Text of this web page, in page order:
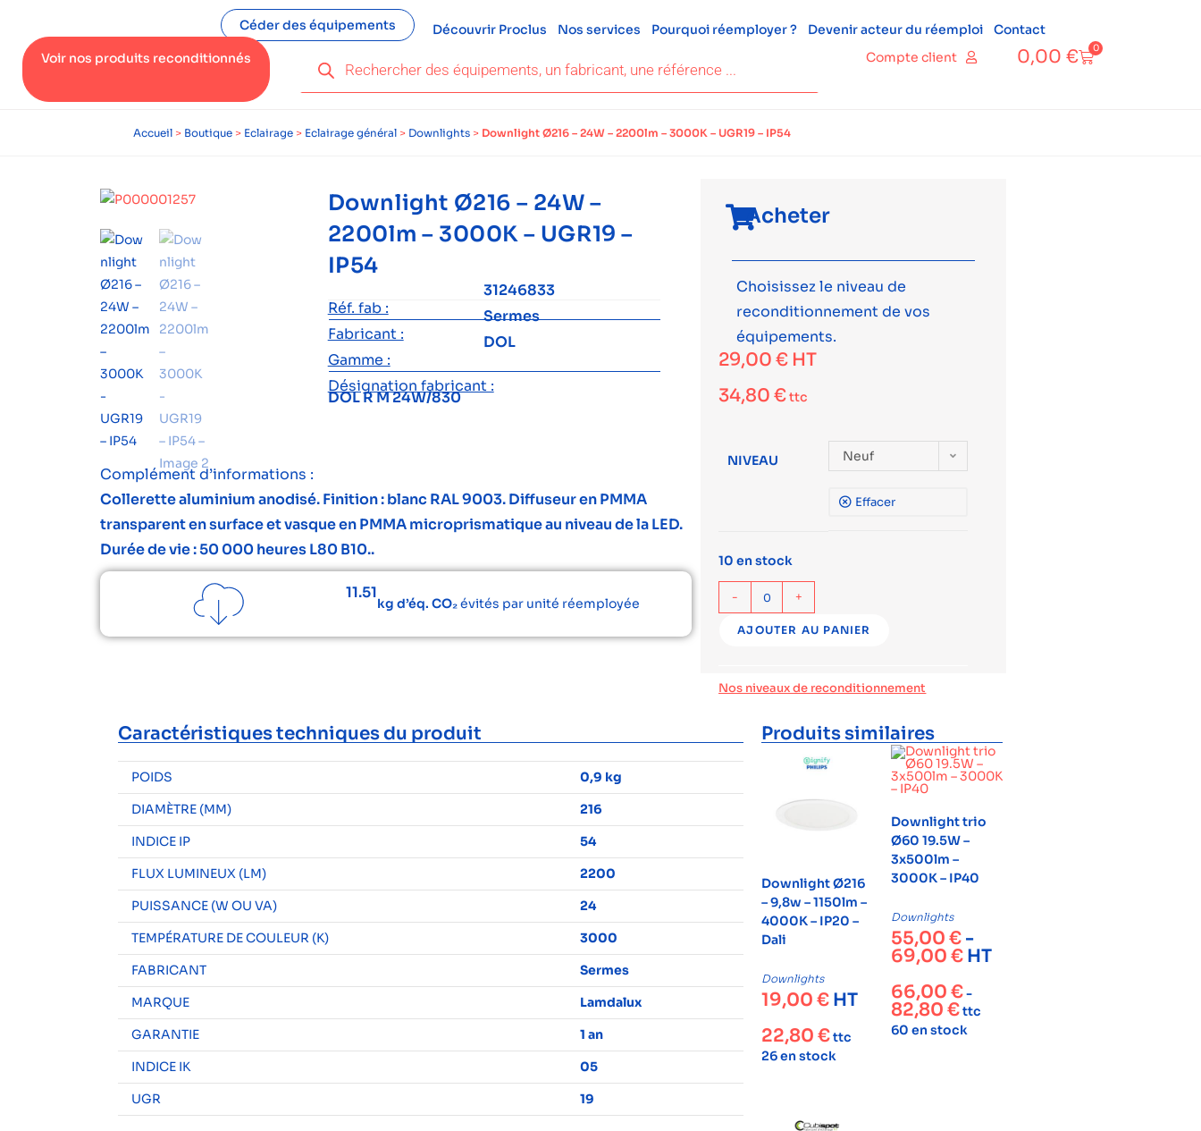
Céder des équipements Découvrir Proclus Nos services Pourquoi réemployer ? Devenir acteur du réemploi
Contact
Voir nos produits reconditionnés
Compte client 0,00 € 0
Accueil > Boutique > Eclairage > Eclairage général > Downlights > Downlight Ø216 – 24W – 2200lm – 3000K – UGR19 – IP54
Downlight Ø216 – 24W –
2200lm – 3000K – UGR19 –
IP54
Réf. fab :
31246833
Fabricant :
Sermes
Gamme :
DOL
Désignation fabricant :
DOL R M 24W/830
Complément d’informations :
Collerette aluminium anodisé. Finition : blanc RAL 9003. Diffuseur en PMMA
transparent en surface et vasque en PMMA microprismatique au niveau de la LED.
Durée de vie : 50 000 heures L80 B10..
11.51
kg d’éq. CO₂évités par unité réemployée
Acheter
Choisissez le niveau de
reconditionnement de vos
équipements.
29,00€ HT
34,80€ttc
NIVEAU Neuf
Effacer
10 en stock
- +
AJOUTER AU PANIER
Nos niveaux de reconditionnement
Caractéristiques techniques du produit
POIDS
0,9 kg
DIAMÈTRE (MM)
216
INDICE IP
54
FLUX LUMINEUX (LM)
2200
PUISSANCE (W OU VA)
24
TEMPÉRATURE DE COULEUR (K)
3000
FABRICANT
Sermes
MARQUE
Lamdalux
GARANTIE
1 an
INDICE IK
05
UGR
19
Produits similaires
Downlight Ø216
– 9,8w – 1150lm –
4000K – IP20 –
Dali
Downlights
19,00 € HT
22,80 €ttc
26 en stock
Downlight trio
Ø60 19.5W –
3x500lm –
3000K – IP40
Downlights
55,00 € -
69,00 € HT
66,00 €-
82,80 €ttc
60 en stock